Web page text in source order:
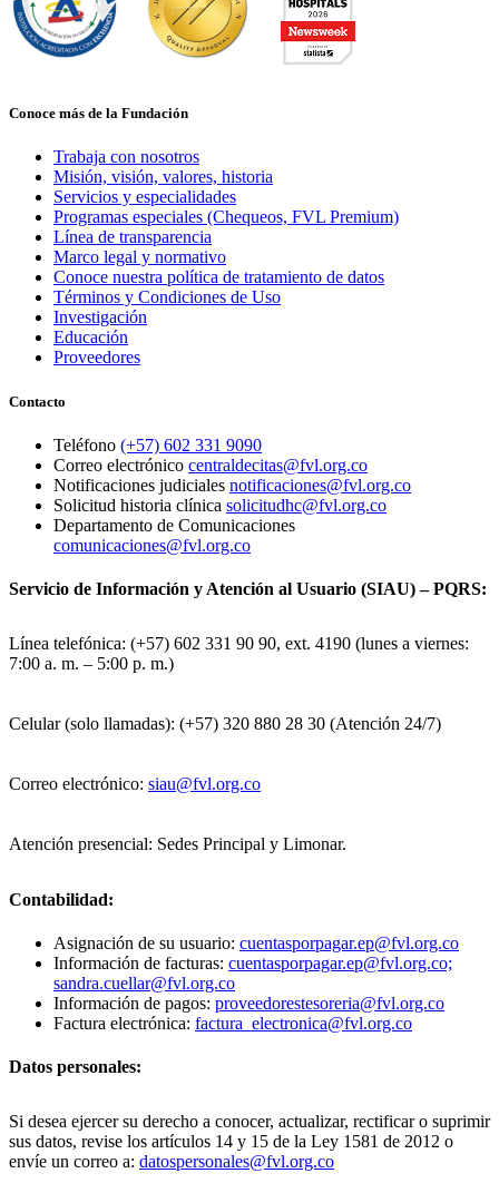
Conoce más de la Fundación
Trabaja con nosotros
Misión, visión, valores, historia
Servicios y especialidades
Programas especiales (Chequeos, FVL Premium)
Línea de transparencia
Marco legal y normativo
Conoce nuestra política de tratamiento de datos
Términos y Condiciones de Uso
Investigación
Educación
Proveedores
Contacto
Teléfono (+57) 602 331 9090
Correo electrónico centraldecitas@fvl.org.co
Notificaciones judiciales notificaciones@fvl.org.co
Solicitud historia clínica solicitudhc@fvl.org.co
Departamento de Comunicaciones
comunicaciones@fvl.org.co
Servicio de Información y Atención al Usuario (SIAU) – PQRS:
Línea telefónica: (+57) 602 331 90 90, ext. 4190 (lunes a viernes:
7:00 a. m. – 5:00 p. m.)
Celular (solo llamadas): (+57) 320 880 28 30 (Atención 24/7)
Correo electrónico: siau@fvl.org.co
Atención presencial: Sedes Principal y Limonar.
Contabilidad:
Asignación de su usuario: cuentasporpagar.ep@fvl.org.co
Información de facturas: cuentasporpagar.ep@fvl.org.co;
sandra.cuellar@fvl.org.co
Información de pagos: proveedorestesoreria@fvl.org.co
Factura electrónica: factura_electronica@fvl.org.co
Datos personales:
Si desea ejercer su derecho a conocer, actualizar, rectificar o suprimir
sus datos, revise los artículos 14 y 15 de la Ley 1581 de 2012 o
envíe un correo a: datospersonales@fvl.org.co